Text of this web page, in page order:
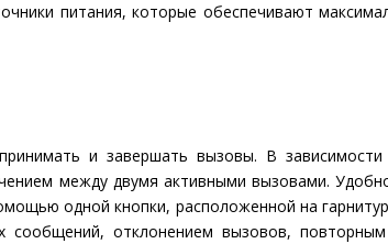
питания, которые обеспечивают
и завершать вызовы. В
между двумя активными вызовами.
одной кнопки, расположенной на
отклонением вызовов,